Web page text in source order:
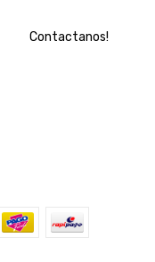
Contactanos!